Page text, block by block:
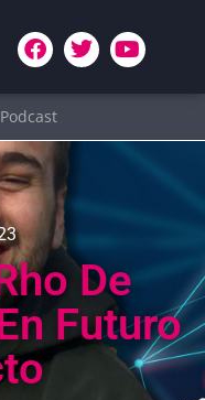
De
Futuro